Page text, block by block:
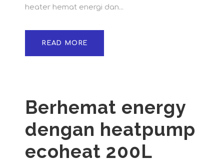
heater hemat energi dan...
READ MORE
Berhemat energy
dengan heatpump
ecoheat 200L